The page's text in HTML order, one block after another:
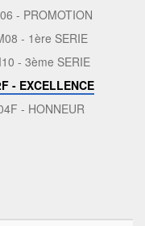
- PROMOTION
- 1ère SERIE
- 3ème SERIE
- EXCELLENCE
- HONNEUR